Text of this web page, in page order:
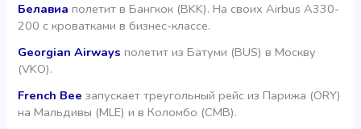
Белавиаполетит в Бангкок (BKK). На своих Airbus A330-
200 с кроватками в бизнес-классе.
Georgian Airways полетит из Батуми (BUS) в Москву
(VKO).
French Bee запускает треугольный рейс из Парижа (ORY)
на Мальдивы (MLE) и в Коломбо (CMB).